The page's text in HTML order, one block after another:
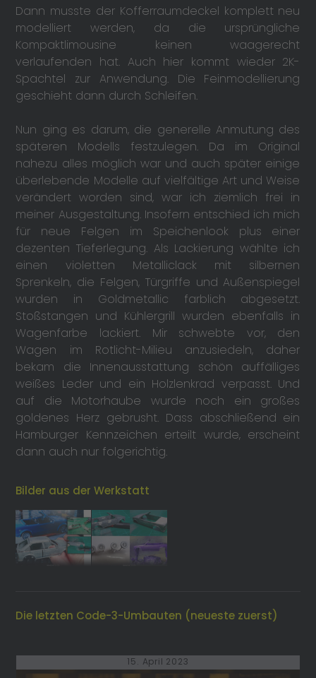
Dann musste der Kofferraumdeckel komplett neu
modelliert werden, da die ursprüngliche
Kompaktlimousine keinen waagerecht
verlaufenden hat. Auch hier kommt wieder 2K-
Spachtel zur Anwendung. Die Feinmodellierung
geschieht dann durch Schleifen.
Nun ging es darum, die generelle Anmutung des
späteren Modells festzulegen. Da im Original
nahezu alles möglich war und auch später einige
überlebende Modelle auf vielfältige Art und Weise
verändert worden sind, war ich ziemlich frei in
meiner Ausgestaltung. Insofern entschied ich mich
für neue Felgen im Speichenlook plus einer
dezenten Tieferlegung. Als Lackierung wählte ich
einen violetten Metalliclack mit silbernen
Sprenkeln, die Felgen, Türgriffe und Außenspiegel
wurden in Goldmetallic farblich abgesetzt.
Stoßstangen und Kühlergrill wurden ebenfalls in
Wagenfarbe lackiert. Mir schwebte vor, den
Wagen im Rotlicht-Milieu anzusiedeln, daher
bekam die Innenausstattung schön auffälliges
weißes Leder und ein Holzlenkrad verpasst. Und
auf die Motorhaube wurde noch ein großes
goldenes Herz gebrusht. Dass abschließend ein
Hamburger Kennzeichen erteilt wurde, erscheint
dann auch nur folgerichtig.
Bilder aus der Werkstatt
Die letzten Code-3-Umbauten (neueste zuerst)
15. April 2023